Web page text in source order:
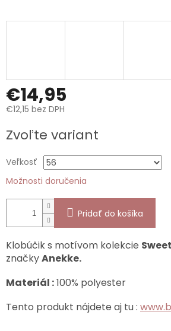
€14,95
€12,15 bez DPH
cena:
Zvoľte variant
Veľkosť
Možnosti doručenia
Pridať do košíka
Klobúčik s motívom kolekcie Sweet
značkyAnekke.
Materiál :100% polyester
Tento produkt nájdete aj tu :